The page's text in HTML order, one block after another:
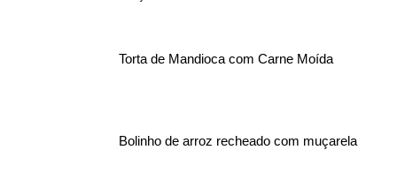
Torta de Mandioca com Carne Moída
Bolinho de arroz recheado com muçarela